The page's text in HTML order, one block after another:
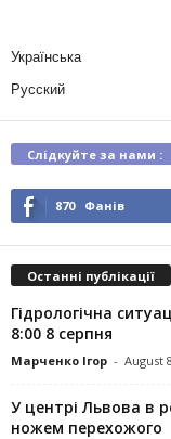
Українська
Русский
Слідкуйте за нами :
870 Фанів
Останні публікації
Гідрологічна
8:00 8 серпня
Марченко Ігор - August
У центрі Львова в
ножем перехожого